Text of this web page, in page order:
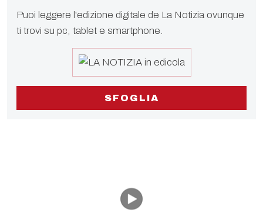
Puoi leggere l'edizione digitale de La Notizia ovunque
ti trovi su pc, tablet e smartphone.
SFOGLIA